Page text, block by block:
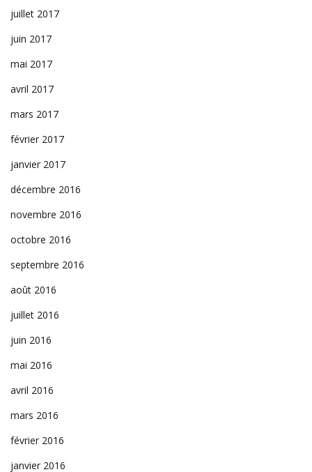
juillet 2017
juin 2017
mai 2017
avril 2017
mars 2017
février 2017
janvier 2017
décembre 2016
novembre 2016
octobre 2016
septembre 2016
août 2016
juillet 2016
juin 2016
mai 2016
avril 2016
mars 2016
février 2016
janvier 2016